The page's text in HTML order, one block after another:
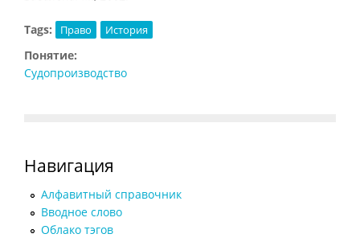
Tags: Право История
Понятие:
Судопроизводство
Навигация
Алфавитный справочник
Вводное слово
Облако тэгов